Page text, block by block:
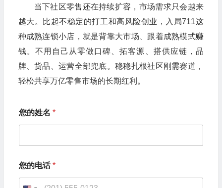
当下社区零售还在持续扩容，市场需求只会越来
越大。比起不稳定的打工和高风险创业，入局711这
种成熟连锁小店，就是背靠大市场、跟着成熟模式赚
钱。不用自己从零做口碑、拓客源、搭供应链，品
牌、货品、运营全部兜底。稳稳扎根社区刚需赛道，
轻松共享万亿零售市场的长期红利。
您的姓名 *
的
姓
您的电话*